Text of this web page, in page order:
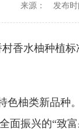
来源： 发布
香水柚种植
色柚类新品种
面振兴的“致